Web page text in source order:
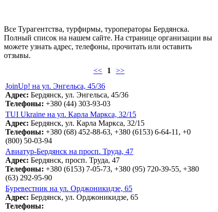
Все Турагентства, турфирмы, туроператоры Бердянска.
Полный список на нашем сайте. На странице организации вы
можете узнать адрес, телефоны, прочитать или оставить
отзывы.
<<
1 >>
JoinUp! на ул. Энгельса, 45/36
Адрес: Бердянск, ул. Энгельса, 45/36
Телефоны: +380 (44) 303-93-03
TUI Ukraine на ул. Карла Маркса, 32/15
Адрес: Бердянск, ул. Карла Маркса, 32/15
Телефоны: +380 (68) 452-88-63, +380 (6153) 6-64-11, +0
(800) 50-03-94
Авиатур-Бердянск на просп. Труда, 47
Адрес: Бердянск, просп. Труда, 47
Телефоны: +380 (6153) 7-05-73, +380 (95) 720-39-55, +380
(63) 292-95-90
Буревестник на ул. Орджоникидзе, 65
Адрес: Бердянск, ул. Орджоникидзе, 65
Телефоны: